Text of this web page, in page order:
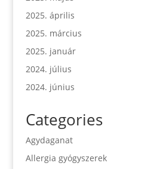
2025. április
2025. március
2025. január
2024. július
2024. június
Categories
Agydaganat
Allergia gyógyszerek